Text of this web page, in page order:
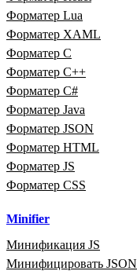
Форматер Lua
Форматер XAML
Форматер C
Форматер C++
Форматер C#
Форматер Java
Форматер JSON
Форматер HTML
Форматер JS
Форматер CSS
Minifier
Минификация JS
Минифицировать JSON